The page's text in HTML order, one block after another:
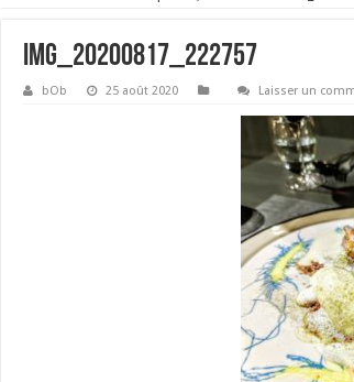
IMG_20200817_222757
bOb 25 août 2020 Laisser un